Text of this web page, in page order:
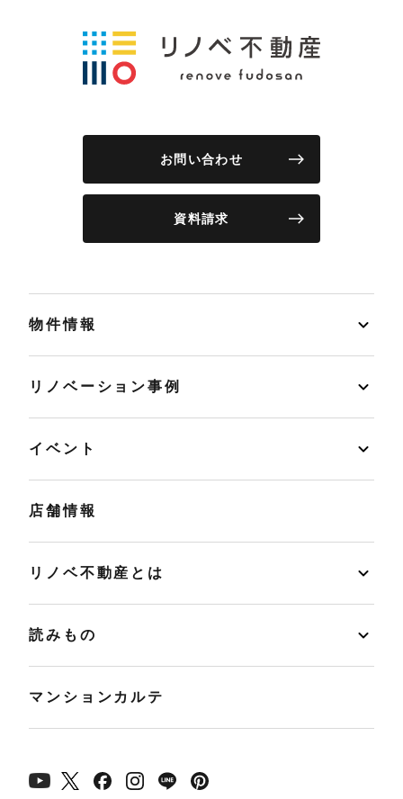
お問い合わせ
資料請求
物件情報
リノベーション事例
イベント
店舗情報
リノベ不動産とは
読みもの
マンションカルテ